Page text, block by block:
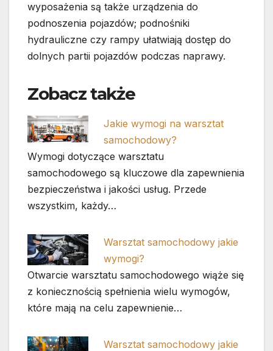
wyposażenia są także urządzenia do
podnoszenia pojazdów; podnośniki
hydrauliczne czy rampy ułatwiają dostęp do
dolnych partii pojazdów podczas naprawy.
Zobacz także
Jakie wymogi na warsztat
samochodowy?
Wymogi dotyczące warsztatu
samochodowego są kluczowe dla zapewnienia
bezpieczeństwa i jakości usług. Przede
wszystkim, każdy…
Warsztat samochodowy jakie
wymogi?
Otwarcie warsztatu samochodowego wiąże się
z koniecznością spełnienia wielu wymogów,
które mają na celu zapewnienie…
Warsztat samochodowy jakie